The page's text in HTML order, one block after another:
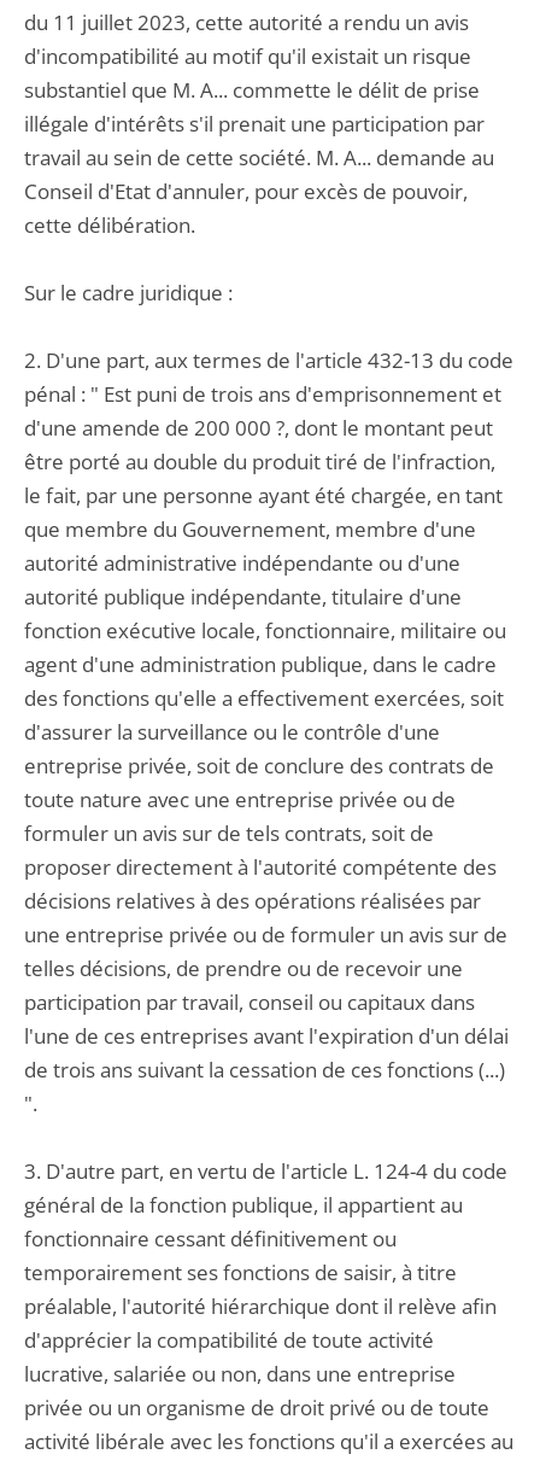
du 11 juillet 2023, cette autorité a rendu un avis
d'incompatibilité au motif qu'il existait un risque
substantiel que M. A... commette le délit de prise
illégale d'intérêts s'il prenait une participation par
travail au sein de cette société. M. A... demande au
Conseil d'Etat d'annuler, pour excès de pouvoir,
cette délibération.
Sur le cadre juridique :
2. D'une part, aux termes de l'article 432-13 du code
pénal : " Est puni de trois ans d'emprisonnement et
d'une amende de 200 000 ?, dont le montant peut
être porté au double du produit tiré de l'infraction,
le fait, par une personne ayant été chargée, en tant
que membre du Gouvernement, membre d'une
autorité administrative indépendante ou d'une
autorité publique indépendante, titulaire d'une
fonction exécutive locale, fonctionnaire, militaire ou
agent d'une administration publique, dans le cadre
des fonctions qu'elle a effectivement exercées, soit
d'assurer la surveillance ou le contrôle d'une
entreprise privée, soit de conclure des contrats de
toute nature avec une entreprise privée ou de
formuler un avis sur de tels contrats, soit de
proposer directement à l'autorité compétente des
décisions relatives à des opérations réalisées par
une entreprise privée ou de formuler un avis sur de
telles décisions, de prendre ou de recevoir une
participation par travail, conseil ou capitaux dans
l'une de ces entreprises avant l'expiration d'un délai
de trois ans suivant la cessation de ces fonctions (...)
".
3. D'autre part, en vertu de l'article L. 124-4 du code
général de la fonction publique, il appartient au
fonctionnaire cessant définitivement ou
temporairement ses fonctions de saisir, à titre
préalable, l'autorité hiérarchique dont il relève afin
d'apprécier la compatibilité de toute activité
lucrative, salariée ou non, dans une entreprise
privée ou un organisme de droit privé ou de toute
activité libérale avec les fonctions qu'il a exercées au